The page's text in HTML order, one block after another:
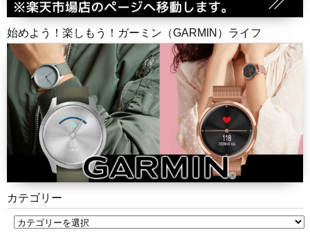
始めよう！楽しもう！ガーミン（GARMIN）ライフ
カテゴリー